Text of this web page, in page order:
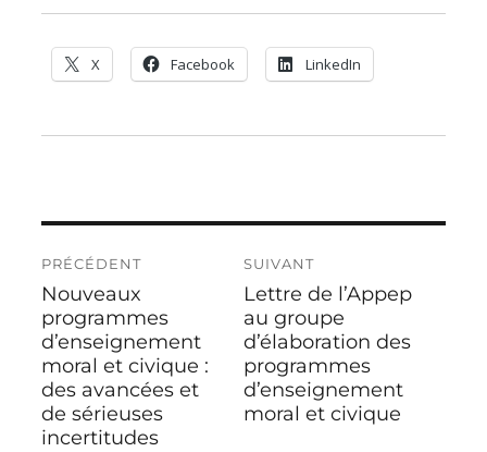
X Facebook LinkedIn
de
l’article
PRÉCÉDENT
Publication
précédente :
Nouveaux
programmes
d’enseignement
moral et civique :
des avancées et
de sérieuses
incertitudes
SUIVANT
Publication
suivante :
Lettre de l’Appep
au groupe
d’élaboration des
programmes
d’enseignement
moral et civique